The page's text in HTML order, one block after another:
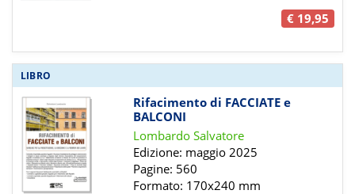
€ 19,95
LIBRO
Rifacimento di FACCIATE e
BALCONI
Lombardo Salvatore
Edizione: maggio 2025
Pagine: 560
Formato: 170x240 mm